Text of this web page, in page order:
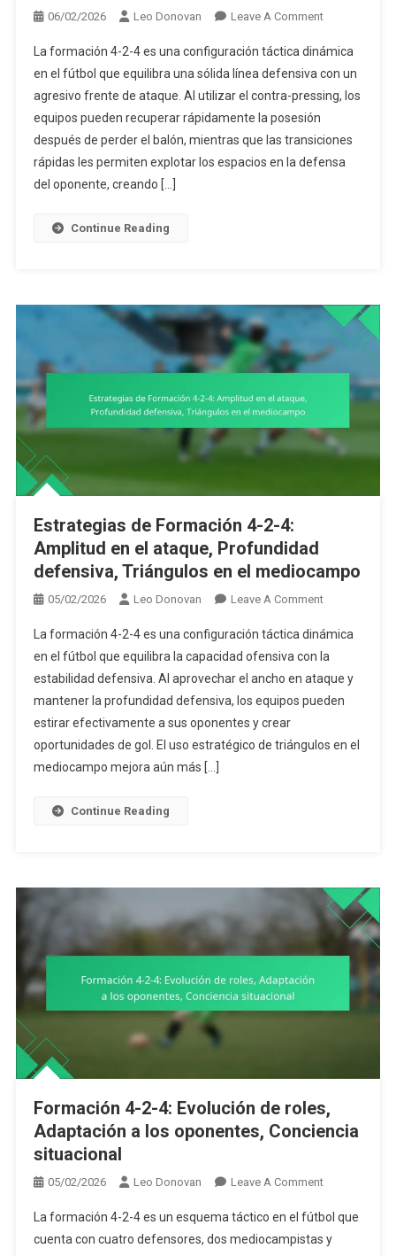
06/02/2026 Leo Donovan Leave A CommentOn
De
Formación
4-
4:
Contra-
La formación 4-2-4 es una configuración táctica dinámica
en el fútbol que equilibra una sólida línea defensiva con un
agresivo frente de ataque. Al utilizar el contra-pressing, los
equipos pueden recuperar rápidamente la posesión
después de perder el balón, mientras que las transiciones
rápidas les permiten explotar los espacios en la defensa
del oponente, creando […]
Continue Reading
Estrategias de Formación 4-2-4:
Amplitud en el ataque, Profundidad
defensiva, Triángulos en el mediocampo
05/02/2026 Leo Donovan Leave A CommentOn
De
Formación
4-
2-
Amplitud
El
Mediocampo
La formación 4-2-4 es una configuración táctica dinámica
en el fútbol que equilibra la capacidad ofensiva con la
estabilidad defensiva. Al aprovechar el ancho en ataque y
mantener la profundidad defensiva, los equipos pueden
estirar efectivamente a sus oponentes y crear
oportunidades de gol. El uso estratégico de triángulos en el
mediocampo mejora aún más […]
Continue Reading
Formación 4-2-4: Evolución de roles,
Adaptación a los oponentes, Conciencia
situacional
05/02/2026 Leo Donovan Leave A CommentOn
4-
2-
La formación 4-2-4 es un esquema táctico en el fútbol que
cuenta con cuatro defensores, dos mediocampistas y